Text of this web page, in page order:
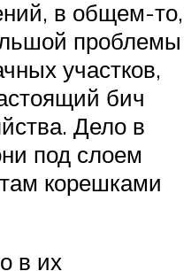
в общем-то,
проблемы
участков,
бич
Дело в
под слоем
корешками
в их